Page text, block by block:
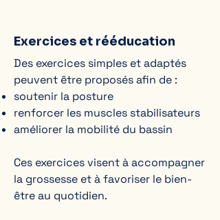
Exercices et rééducation
Des exercices simples et adaptés
peuvent être proposés afin de :
soutenir la posture
renforcer les muscles stabilisateurs
améliorer la mobilité du bassin
Ces exercices visent à accompagner
la grossesse et à favoriser le bien-
être au quotidien.